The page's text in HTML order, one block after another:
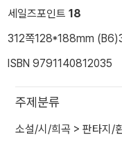
세일즈포인트 18
312쪽128*188mm (B6)
ISBN 9791140812035
주제분류
소설/시/희곡 > 판타지/